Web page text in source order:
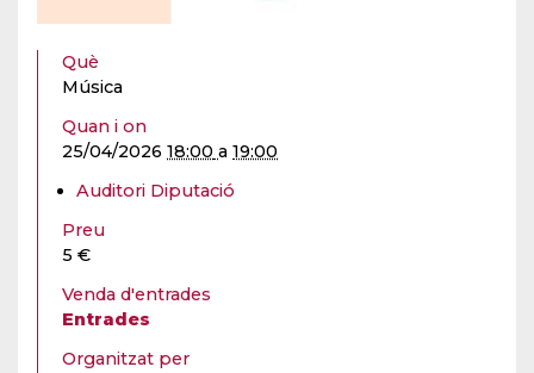
Què
Música
Quan i on
25/04/2026 18:00 a 19:00
Auditori Diputació
Preu
5 €
Venda d'entrades
Entrades
Organitzat per